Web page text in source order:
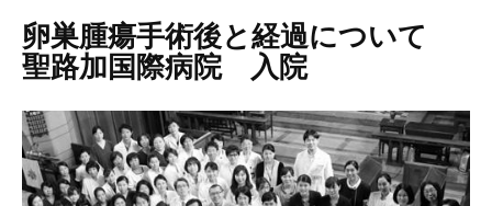
卵巣腫瘍手術後と経過について
聖路加国際病院 入院